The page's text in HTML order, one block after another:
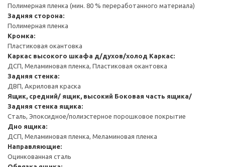
Полимерная пленка (мин. 80 % переработанного материала)
Задняя сторона:
Полимерная пленка
Кромка:
Пластиковая окантовка
Каркас высокого шкафа д/духов/холод Каркас:
ДСП, Меламиновая пленка, Пластиковая окантовка
Задняя стенка:
ДВП, Акриловая краска
Ящик, средний/ ящик, высокий Боковая часть ящика/
Задняя стенка ящика:
Сталь, Эпоксидное/полиэстерное порошковое покрытие
Дно ящика:
ДСП, Меламиновая пленка, Меламиновая пленка
Направляющие:
Оцинкованная сталь